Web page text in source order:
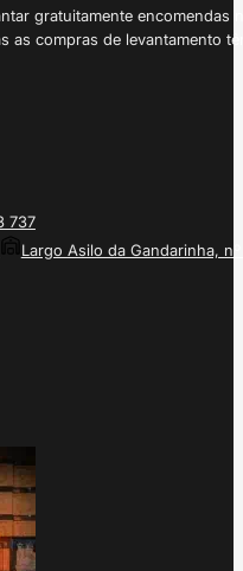
gratuitamente
as compras de levantamento
737
Largo Asilo da Gandarinha, nº